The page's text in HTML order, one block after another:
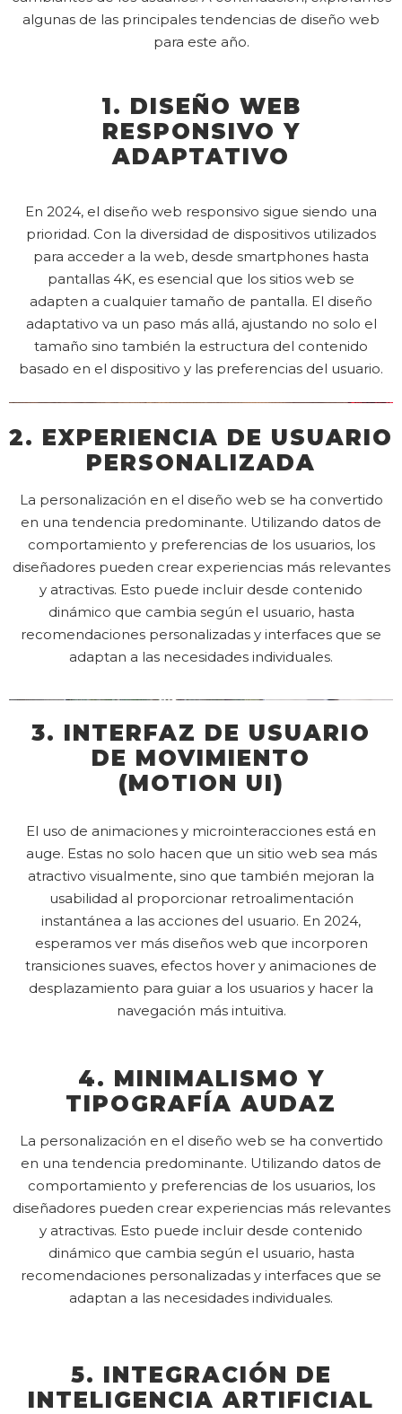
algunas de las principales tendencias de diseño web
para este año.
1. DISEÑO WEB
RESPONSIVO Y
ADAPTATIVO
En 2024, el diseño web responsivo sigue siendo una
prioridad. Con la diversidad de dispositivos utilizados
para acceder a la web, desde smartphones hasta
pantallas 4K, es esencial que los sitios web se
adapten a cualquier tamaño de pantalla. El diseño
adaptativo va un paso más allá, ajustando no solo el
tamaño sino también la estructura del contenido
basado en el dispositivo y las preferencias del usuario.
2. EXPERIENCIA DE USUARIO
PERSONALIZADA
La personalización en el diseño web se ha convertido
en una tendencia predominante. Utilizando datos de
comportamiento y preferencias de los usuarios, los
diseñadores pueden crear experiencias más relevantes
y atractivas. Esto puede incluir desde contenido
dinámico que cambia según el usuario, hasta
recomendaciones personalizadas y interfaces que se
adaptan a las necesidades individuales.
3. INTERFAZ DE USUARIO
DE MOVIMIENTO
(MOTION UI)
El uso de animaciones y microinteracciones está en
auge. Estas no solo hacen que un sitio web sea más
atractivo visualmente, sino que también mejoran la
usabilidad al proporcionar retroalimentación
instantánea a las acciones del usuario. En 2024,
esperamos ver más diseños web que incorporen
transiciones suaves, efectos hover y animaciones de
desplazamiento para guiar a los usuarios y hacer la
navegación más intuitiva.
4. MINIMALISMO Y
TIPOGRAFÍA AUDAZ
La personalización en el diseño web se ha convertido
en una tendencia predominante. Utilizando datos de
comportamiento y preferencias de los usuarios, los
diseñadores pueden crear experiencias más relevantes
y atractivas. Esto puede incluir desde contenido
dinámico que cambia según el usuario, hasta
recomendaciones personalizadas y interfaces que se
adaptan a las necesidades individuales.
5. INTEGRACIÓN DE
INTELIGENCIA ARTIFICIAL